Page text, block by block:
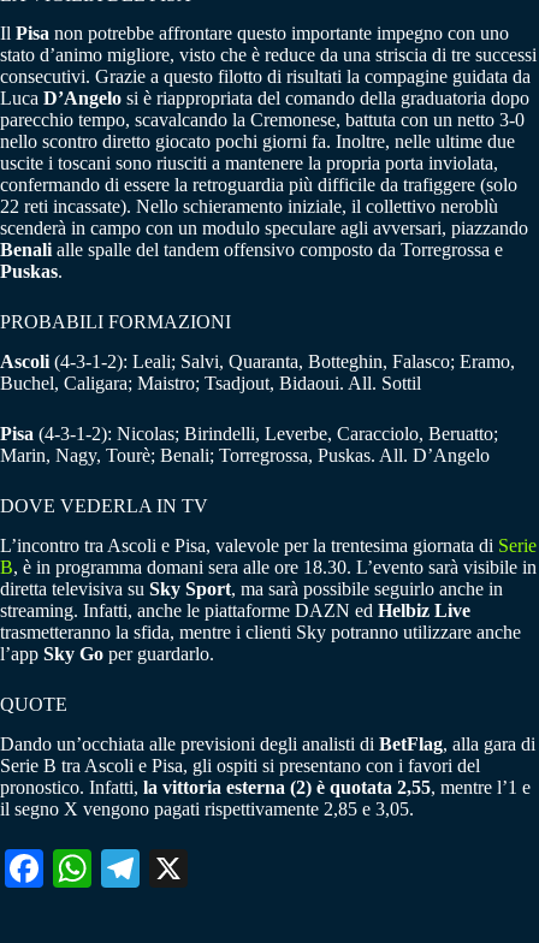
Il Pisa non potrebbe affrontare questo importante impegno con uno
stato d’animo migliore, visto che è reduce da una striscia di tre successi
consecutivi. Grazie a questo filotto di risultati la compagine guidata da
Luca D’Angelo si è riappropriata del comando della graduatoria dopo
parecchio tempo, scavalcando la Cremonese, battuta con un netto 3-0
nello scontro diretto giocato pochi giorni fa. Inoltre, nelle ultime due
uscite i toscani sono riusciti a mantenere la propria porta inviolata,
confermando di essere la retroguardia più difficile da trafiggere (solo
22 reti incassate). Nello schieramento iniziale, il collettivo neroblù
scenderà in campo con un modulo speculare agli avversari, piazzando
Benali alle spalle del tandem offensivo composto da Torregrossa e
Puskas.
PROBABILI FORMAZIONI
Ascoli (4-3-1-2): Leali; Salvi, Quaranta, Botteghin, Falasco; Eramo,
Buchel, Caligara; Maistro; Tsadjout, Bidaoui. All. Sottil
Pisa (4-3-1-2): Nicolas; Birindelli, Leverbe, Caracciolo, Beruatto;
Marin, Nagy, Tourè; Benali; Torregrossa, Puskas. All. D’Angelo
DOVE VEDERLA IN TV
L’incontro tra Ascoli e Pisa, valevole per la trentesima giornata di Serie
B, è in programma domani sera alle ore 18.30. L’evento sarà visibile in
diretta televisiva su Sky Sport, ma sarà possibile seguirlo anche in
streaming. Infatti, anche le piattaforme DAZN ed Helbiz Live
trasmetteranno la sfida, mentre i clienti Sky potranno utilizzare anche
l’app Sky Go per guardarlo.
QUOTE
Dando un’occhiata alle previsioni degli analisti di BetFlag, alla gara di
Serie B tra Ascoli e Pisa, gli ospiti si presentano con i favori del
pronostico. Infatti, la vittoria esterna (2) è quotata 2,55, mentre l’1 e
il segno X vengono pagati rispettivamente 2,85 e 3,05.
Fa W
Te